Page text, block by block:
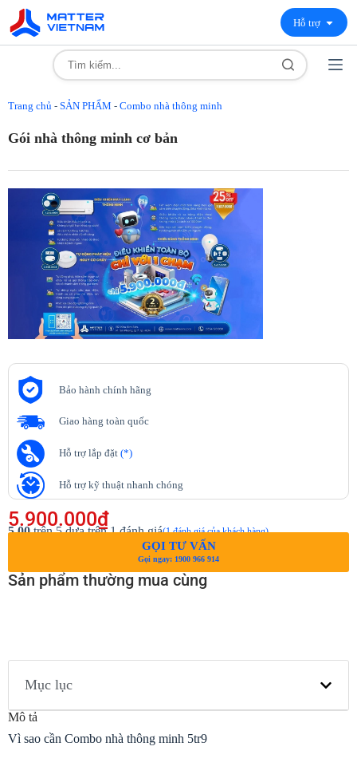
Hỗ trợ
Trang chủ - SẢN PHẨM - Combo nhà thông minh
Gói nhà thông minh cơ bản
Bảo hành chính hãng
Giao hàng toàn quốc
Hỗ trợ lắp đặt (*)
Hỗ trợ kỹ thuật nhanh chóng
5.900.000₫
5.00trên 5 dựa trên1đánh giá(1đánh giá của khách hàng)
GỌI TƯ VẤN
Gọi ngay: 1900 966 914
Sản phẩm thường mua cùng
Mục lục
Mô tả
Vì sao cần Combo nhà thông minh 5tr9